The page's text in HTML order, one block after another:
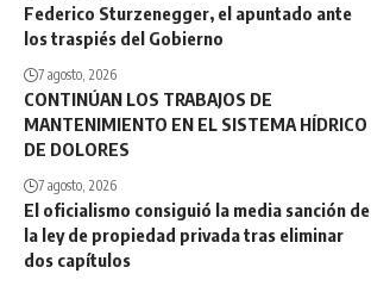
Federico Sturzenegger, el apuntado ante
los traspiés del Gobierno
7 agosto, 2026
CONTINÚAN LOS TRABAJOS DE
MANTENIMIENTO EN EL SISTEMA HÍDRICO
DE DOLORES
7 agosto, 2026
El oficialismo consiguió la media sanción de
la ley de propiedad privada tras eliminar
dos capítulos